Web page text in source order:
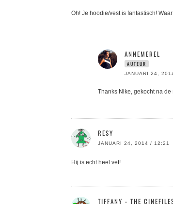
Oh! Je hoodie/vest is fantastisch!
ANNEMEREL
AUTEUR
JANUARI 24,
Thanks Nike, gekocht na
RESY
JANUARI 24, 2014 / 12:21
Hij is echt heel vet!
TIFFANY - THE